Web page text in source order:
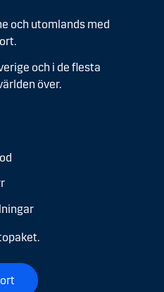
och utomlands med
och i de flesta
över.